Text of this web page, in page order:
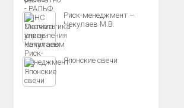
Риск-менеджмент –
Чекулаев М.В.
Японские свечи